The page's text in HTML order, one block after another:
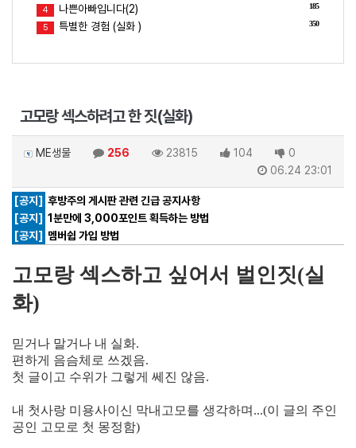
185
4 나쁜아빠입니다(2)
350
5 특별한 경험 (실화 )
고모랑 섹스하려고 한 짓(실화)
ME생물 256 23815 104
0
06.24 23:01
[공지] 후방주의 게시판 관련 긴급 공지사항
[공지] 1분만에 3,000포인트 획득하는 방법
[공지]
멤버쉽 가입 방법
고모랑 섹스하고 싶어서 벌인짓(실
화)
믿거나 말거나 내 실화.
편하게 음슴체로 쓰겠음.
첫 글이고 수위가 그렇게 쎄진 않음.
내 첫사랑 미용사이신 막내고모를 생각하며...(이 글의 주인
공인 고모로 첫 몽정함)